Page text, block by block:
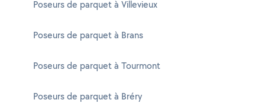
Poseurs de parquet à Villevieux
Poseurs de parquet à Brans
Poseurs de parquet à Tourmont
Poseurs de parquet à Bréry